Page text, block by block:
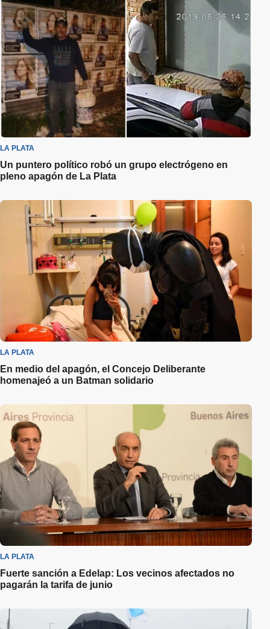
LA PLATA
Un puntero político robó un grupo electrógeno en
pleno apagón de La Plata
LA PLATA
En medio del apagón, el Concejo Deliberante
homenajeó a un Batman solidario
LA PLATA
Fuerte sanción a Edelap: Los vecinos afectados no
pagarán la tarifa de junio